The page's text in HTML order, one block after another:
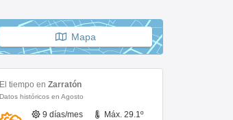
Mapa
El tiempo en Zarratón
Datos históricos en Agosto
9 días/mes
Máx. 29.1º